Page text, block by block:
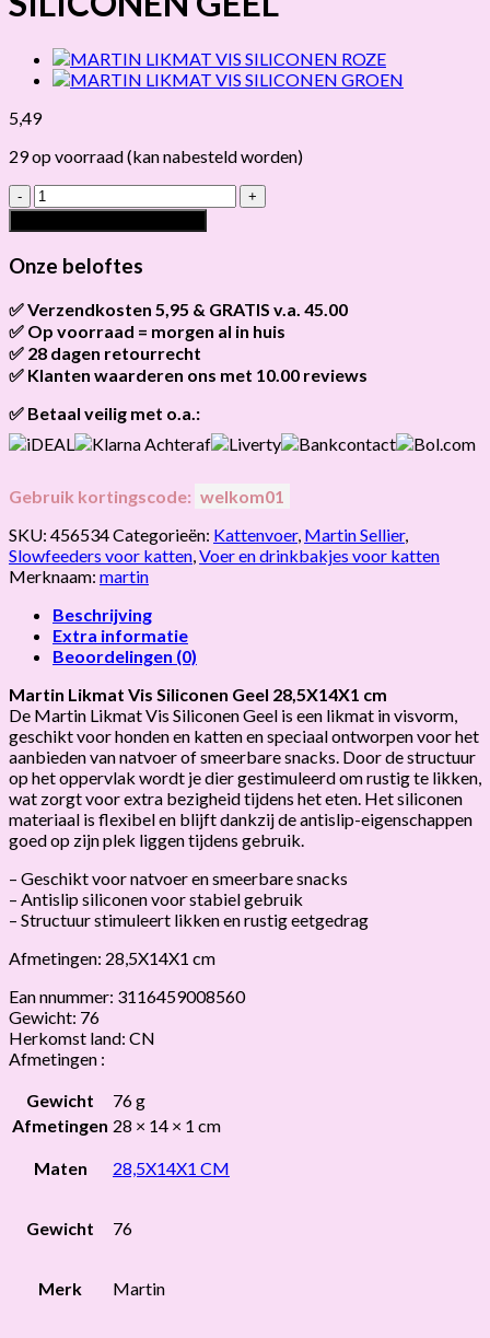
5,49
29 op voorraad (kan nabesteld worden)
MARTIN
LIKMAT
VIS
SILICONEN
GEEL
Onze beloftes
✅ Verzendkosten 5,95 & GRATIS v.a. 45.00
Brievenbus verzendingen zijn 3,95, een pakket 5,95 en
bestellingen v.a. 45,00 worden gratis verzonden.
✅ Op voorraad = morgen al in huis
Als het product op voorraad is en je bestelt vóór 13:00, wordt
hetvandaag nog verzonden.
✅ 28 dagen retourrecht
Niet tevreden? Geen probleem! Je hebt28 dagen
✅ Klanten waarderen ons met 10.00 reviews
✅ Betaal veilig met o.a.:
Gebruik kortingscode: welkom01
SKU: 456534Categorieën: Kattenvoer, Martin Sellier,
Slowfeeders voor katten Voer en drinkbakjes voor katten
Merknaam: martin
Beschrijving
Extra informatie
Beoordelingen (0)
Martin Likmat Vis Siliconen Geel 28,5X14X1 cm
De Martin Likmat Vis Siliconen Geel is een likmat in visvorm,
geschikt voor honden en katten en speciaal ontworpen voor het
aanbieden van natvoer of smeerbare snacks. Door de structuur
op het oppervlak wordt je dier gestimuleerd om rustig te likken,
wat zorgt voor extra bezigheid tijdens het eten. Het siliconen
materiaal is flexibel en blijft dankzij de antislip-eigenschappen
goed op zijn plek liggen tijdens gebruik.
– Geschikt voor natvoer en smeerbare snacks
– Antislip siliconen voor stabiel gebruik
– Structuur stimuleert likken en rustig eetgedrag
Afmetingen: 28,5X14X1 cm
Ean nnummer: 3116459008560
Gewicht: 76
Herkomst land: CN
Afmetingen :
Gewicht
76 g
Afmetingen 28 × 14 × 1 cm
Maten 28,5X14X1 CM
Gewicht 76
Merk Martin